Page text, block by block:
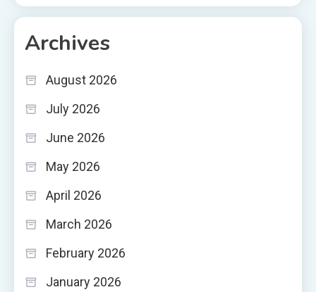
Archives
August 2026
July 2026
June 2026
May 2026
April 2026
March 2026
February 2026
January 2026